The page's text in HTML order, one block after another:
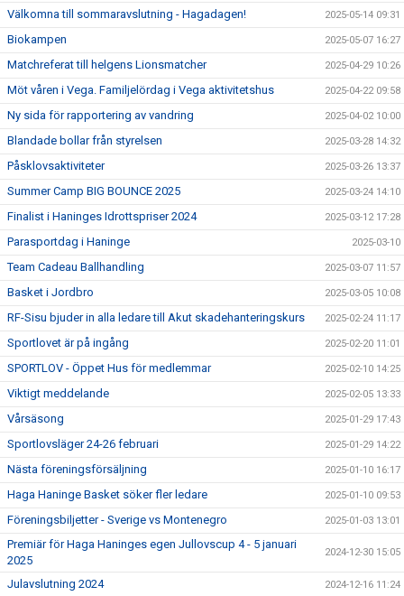
Välkomna till sommaravslutning - Hagadagen! 2025-05-14 09:31
Biokampen 2025-05-07 16:27
Matchreferat till helgens Lionsmatcher 2025-04-29 10:26
Möt våren i Vega. Familjelördag i Vega aktivitetshus 2025-04-22 09:58
Ny sida för rapportering av vandring 2025-04-02 10:00
Blandade bollar från styrelsen 2025-03-28 14:32
Påsklovsaktiviteter 2025-03-26 13:37
Summer Camp BIG BOUNCE 2025 2025-03-24 14:10
Finalist i Haninges Idrottspriser 2024 2025-03-12 17:28
Parasportdag i Haninge 2025-03-10
Team Cadeau Ballhandling 2025-03-07 11:57
Basket i Jordbro 2025-03-05 10:08
RF-Sisu bjuder in alla ledare till Akut skadehanteringskurs 2025-02-24 11:17
Sportlovet är på ingång 2025-02-20 11:01
SPORTLOV - Öppet Hus för medlemmar 2025-02-10 14:25
Viktigt meddelande 2025-02-05 13:33
Vårsäsong 2025-01-29 17:43
Sportlovsläger 24-26 februari 2025-01-29 14:22
Nästa föreningsförsäljning 2025-01-10 16:17
Haga Haninge Basket söker fler ledare 2025-01-10 09:53
Föreningsbiljetter - Sverige vs Montenegro 2025-01-03 13:01
Premiär för Haga Haninges egen Jullovscup 4 - 5 januari
2025
2024-12-30 15:05
Julavslutning 2024 2024-12-16 11:24